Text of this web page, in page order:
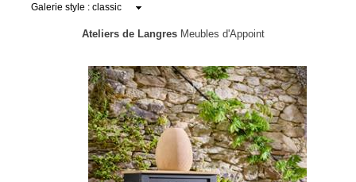
Ateliers de LangresMeubles d'Appoint